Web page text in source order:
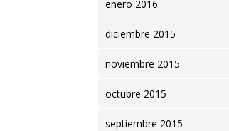
enero 2016
diciembre 2015
noviembre 2015
octubre 2015
septiembre 2015